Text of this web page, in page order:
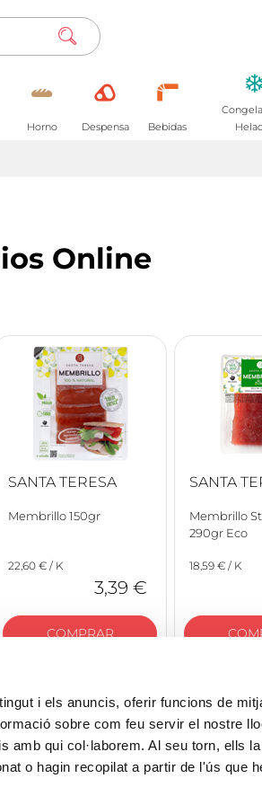
i els anuncis, oferir funcions de
sobre com feu servir el nostre
amb qui col·laborem. Al seu torn, ells
o hagin recopilat a partir de l'ús que
Horno Despensa Bebidas
Online
SANTA TERESA
Membrillo 150gr
22,60 € / K
3,39 €
COMPRAR
SANTA
Membrillo
290gr Eco
18,59 € / K